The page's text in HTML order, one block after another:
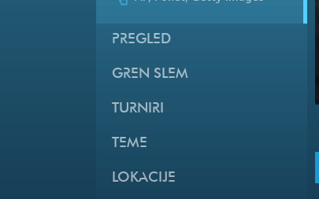
PREGLED
GREN SLEM
TURNIRI
TEME
LOKACIJE